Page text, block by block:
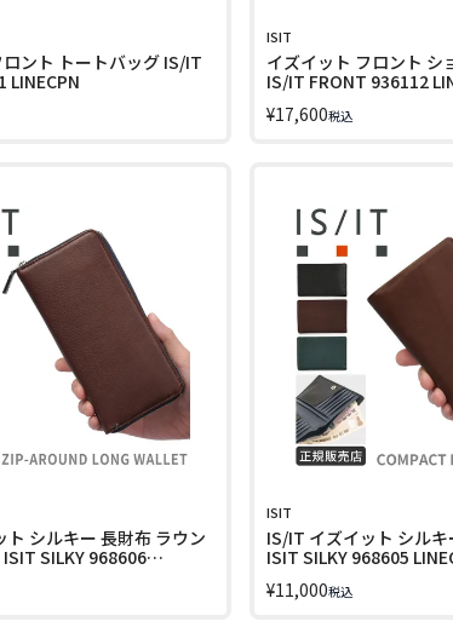
ント トートバッグ IS/IT
ISIT
イズイット フロント シ
IS/IT FRONT 936112
¥17,600税込
ト シルキー 長財布 ラウン
SILKY 968606
ISIT
IS/IT イズイット シル
ISIT SILKY 968605
¥11,000税込